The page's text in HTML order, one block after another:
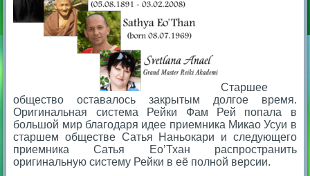
Старшее
общество оставалось закрытым долгое время.
Оригинальная система Рейки Фам Рей попала в
большой мир благодаря идее приемника Микао Усуи в
старшем обществе Сатья Наньокари и следующего
приемника Сатья Ео’Тхан распространить
оригинальную систему Рейки в её полной версии.